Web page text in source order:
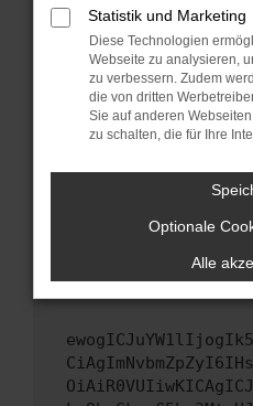
Betriebssystem auf
sind.
Veraltete Software
Sicherheitsrisiko,
führen, dass
unterstützt werden.
Wenn du alle oben
versuchen, das
uns diesen Text
Fehlersuche zu
Statistik und Marketing
Diese Technologien
Webseite zu analysieren,
zu verbessern. Zudem
die von dritten
Sie auf anderen
zu schalten, die für Ihre
Optionale
Alle